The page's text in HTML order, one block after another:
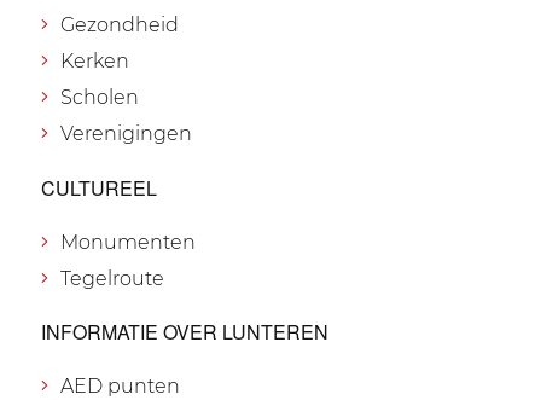
Gezondheid
Kerken
Scholen
Verenigingen
CULTUREEL
Monumenten
Tegelroute
INFORMATIE OVER LUNTEREN
AED punten